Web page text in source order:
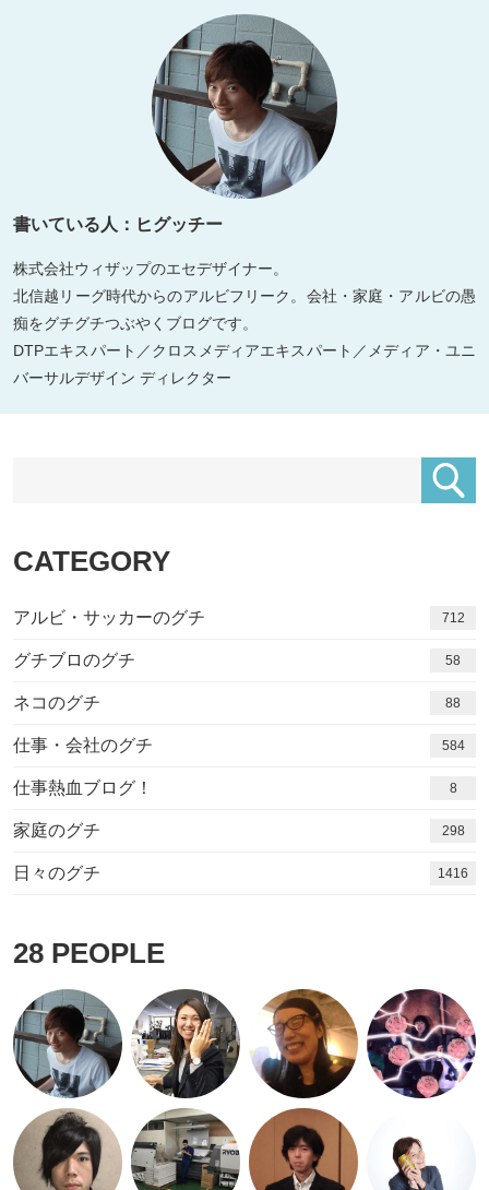
書いている人：ヒグッチー
株式会社ウィザップのエセデザイナー。
北信越リーグ時代からのアルビフリーク。会社・家庭・アルビの愚
痴をグチグチつぶやくブログです。
DTPエキスパート／クロスメディアエキスパート／メディア・ユニ
バーサルデザイン ディレクター
CATEGORY
アルビ・サッカーのグチ 712
グチブロのグチ 58
ネコのグチ 88
仕事・会社のグチ 584
仕事熱血ブログ！ 8
家庭のグチ 298
日々のグチ 1416
28 PEOPLE